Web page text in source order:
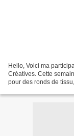
Hello, Voici ma
Créatives. Cette
pour des ronds de